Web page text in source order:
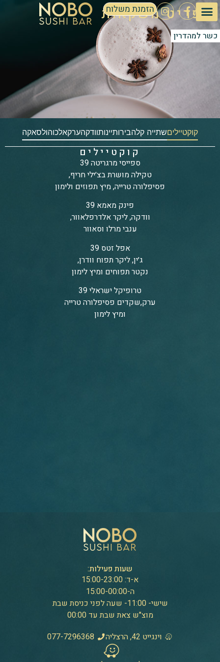
כשר למהדרין
הזמנת משלוח
תפריט משקאות
קוקטייליםשתייה קלהבירותיינותוודקהערקאלכוהולסאקה
קוקטיילים
ספייסי מרגריטה 39
טקילה מושרת בצ׳ילי חריף,
פסיפלורה טרייה, מיץ תפוזים ולימון
פינק מאמא 39
וודקה, ליקר אלדרפלאוור,
ענבי מרלו וסאוור
אפל זטס 39
ג׳ין, ליקר תפוח וודרן,
נקטר תפוחים ומיץ לימון
טרופיקל ישראלי 39
ערק,שקדים פסיפלורה טרייה
ומיץ לימון
שעות פעילות:
א-ד: 15:00-23:00
ה-15:00-00:00
שישי- 11:00- שעה לפני כניסת שבת
מוצ"ש צאת שבת עד 00:00
וינגייט 42, הרצליה
077-7296368